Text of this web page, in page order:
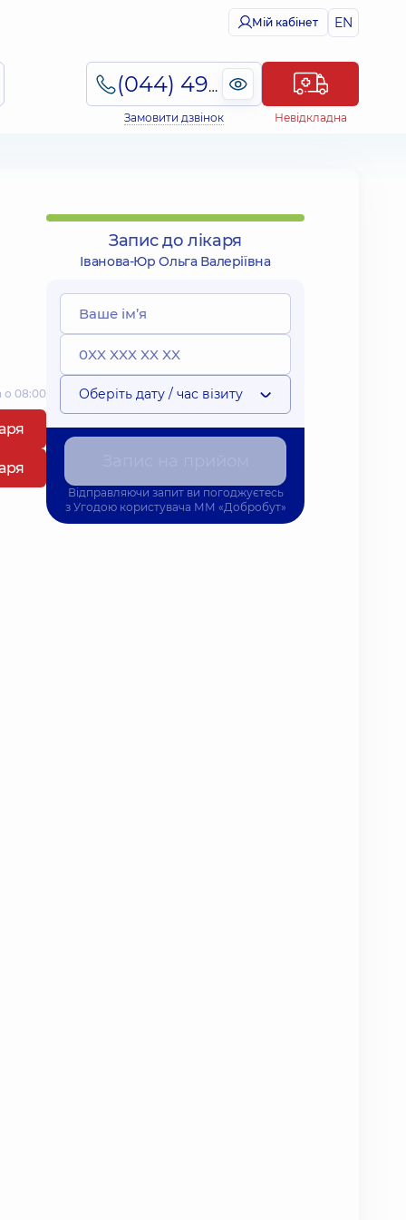
Мій кабінет EN
(044) 495-2-888
Замовити дзвінок Невідкладна
о 08:00
Запис до лікаря
Іванова-Юр Ольга Валеріївна
Оберіть дату / час візиту
Відправляючи запит ви погоджуєтесь
з Угодою користувача ММ «Добробут»